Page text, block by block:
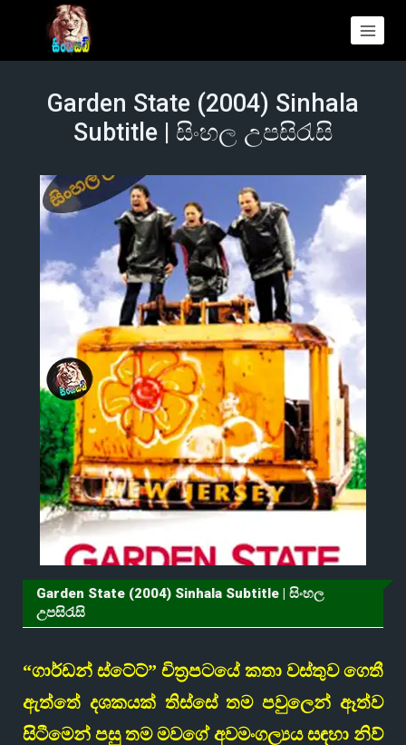
Garden State (2004) Sinhala
Subtitle | සිංහල උපසිරැසි
Garden State (2004) Sinhala Subtitle | සිංහල
උපසිරැසි
“ගාර්ඩන් ස්ටේට්” චිත්‍රපටයේ කතා වස්තුව ගෙතී
ඇත්තේ දශකයක් තිස්සේ තම පවුලෙන් ඈත්ව
සිටීමෙන් පසු තම මවගේ අවමංගල්‍යය සඳහා නිව්